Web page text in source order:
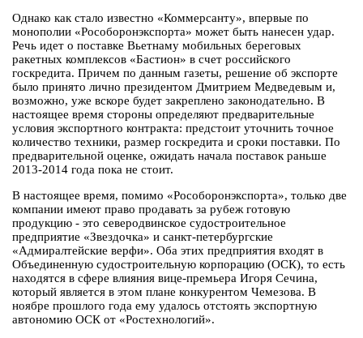
Однако как стало известно «Коммерсанту», впервые по
монополии «Рособоронэкспорта» может быть нанесен удар.
Речь идет о поставке Вьетнаму мобильных береговых
ракетных комплексов «Бастион» в счет российского
госкредита. Причем по данным газеты, решение об экспорте
было принято лично президентом Дмитрием Медведевым и,
возможно, уже вскоре будет закреплено законодательно. В
настоящее время стороны определяют предварительные
условия экспортного контракта: предстоит уточнить точное
количество техники, размер госкредита и сроки поставки. По
предварительной оценке, ожидать начала поставок раньше
2013-2014 года пока не стоит.
В настоящее время, помимо «Рособоронэкспорта», только две
компании имеют право продавать за рубеж готовую
продукцию - это северодвинское судостроительное
предприятие «Звездочка» и санкт-петербургские
«Адмиралтейские верфи». Оба этих предприятия входят в
Объединенную судостроительную корпорацию (ОСК), то есть
находятся в сфере влияния вице-премьера Игоря Сечина,
который является в этом плане конкурентом Чемезова. В
ноябре прошлого года ему удалось отстоять экспортную
автономию ОСК от «Ростехнологий».